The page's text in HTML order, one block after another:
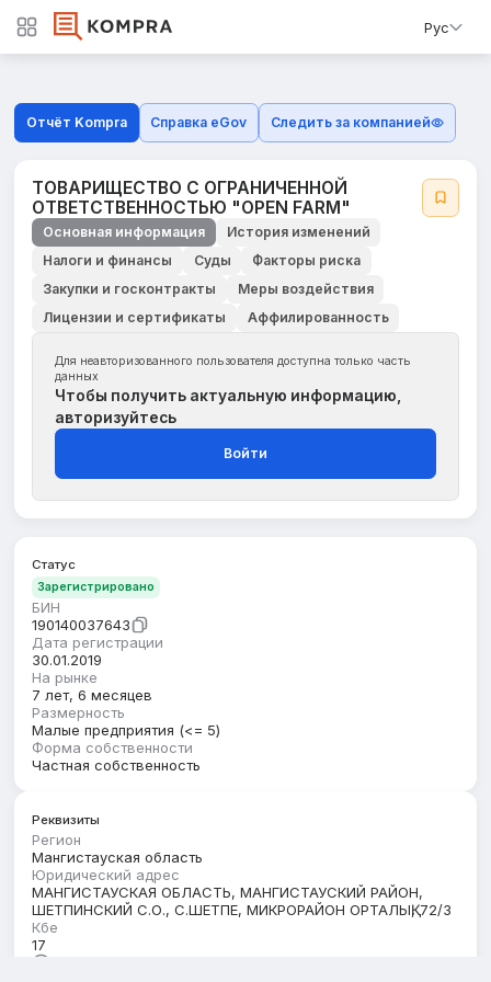
Рус
Отчёт Kompra Справка eGov Следить за компанией
ТОВАРИЩЕСТВО С ОГРАНИЧЕННОЙ
ОТВЕТСТВЕННОСТЬЮ "OPEN FARM"
Основная информация
История изменений
Налоги и финансы
Суды
Факторы риска
Закупки и госконтракты
Меры воздействия
Лицензии и сертификаты
Аффилированность
Для неавторизованного пользователя доступна только часть
данных
Чтобы получить актуальную информацию,
авторизуйтесь
Войти
Статус
Зарегистрировано
БИН
190140037643
Дата регистрации
30.01.2019
На рынке
7 лет, 6 месяцев
Размерность
Малые предприятия (<= 5)
Форма собственности
Частная собственность
Реквизиты
Регион
Мангистауская область
Юридический адрес
МАНГИСТАУСКАЯ ОБЛАСТЬ, МАНГИСТАУСКИЙ РАЙОН,
ШЕТПИНСКИЙ С.О., С.ШЕТПЕ, МИКРОРАЙОН ОРТАЛЫҚ, 72/3
Кбе
17